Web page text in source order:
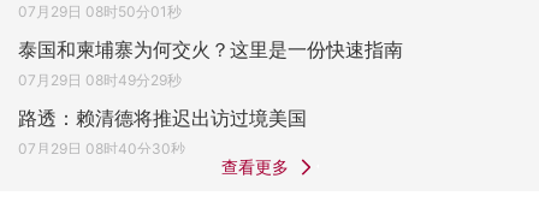
07月29日 08时50分01秒
泰国和柬埔寨为何交火？这里是一份快速指南
07月29日 08时49分29秒
路透：赖清德将推迟出访过境美国
07月29日 08时40分30秒
查看更多